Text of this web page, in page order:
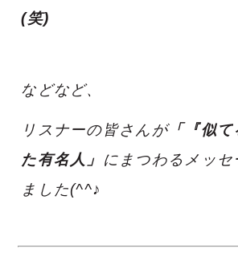
(笑)
などなど、
リスナーの皆さんが「『似て
た有名人」
にまつわるメッセ
ました(^^♪